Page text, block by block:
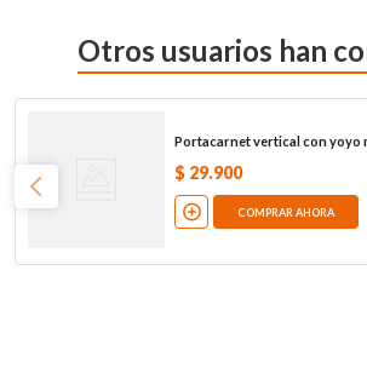
Otros usuarios han
Portacarnet vertical con yoyo
$ 29.900
COMPRAR AHORA